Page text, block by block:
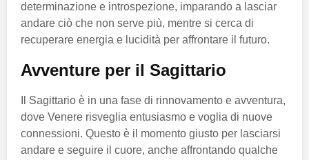
determinazione e introspezione, imparando a lasciar
andare ciò che non serve più, mentre si cerca di
recuperare energia e lucidità per affrontare il futuro.
Avventure per il Sagittario
Il Sagittario è in una fase di rinnovamento e avventura,
dove Venere risveglia entusiasmo e voglia di nuove
connessioni. Questo è il momento giusto per lasciarsi
andare e seguire il cuore, anche affrontando qualche